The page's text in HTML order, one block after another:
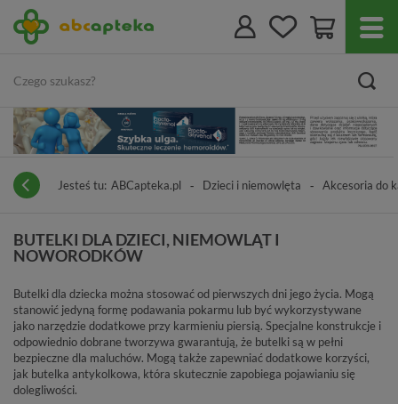
Jesteś tu: ABCapteka.pl Dzieci i niemowlęta Akcesoria do
BUTELKI DLA DZIECI, NIEMOWLĄT I
NOWORODKÓW
Butelki dla dziecka można stosować od pierwszych dni jego życia. Mogą
stanowić jedyną formę podawania pokarmu lub być wykorzystywane
jako narzędzie dodatkowe przy karmieniu piersią. Specjalne konstrukcje i
odpowiednio dobrane tworzywa gwarantują, że butelki są w pełni
bezpieczne dla maluchów. Mogą także zapewniać dodatkowe korzyści,
jak butelka antykolkowa, która skutecznie zapobiega pojawianiu się
dolegliwości.